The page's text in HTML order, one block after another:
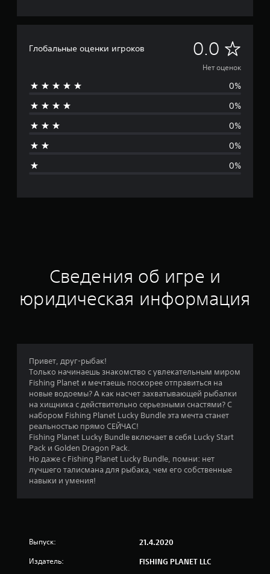
Глобальные оценки игроков 0.0 Н
е
о
о
Нет оценок
0%
0%
0%
0%
0%
Сведения об игре и
юридическая информация
Привет, друг-рыбак!
Только начинаешь знакомство с увлекательным миром
Fishing Planet и мечтаешь поскорее отправиться на
новые водоемы? А как насчет захватывающей рыбалки
на хищника с действительно серьезными снастями? С
набором Fishing Planet Lucky Bundle эта мечта станет
реальностью прямо СЕЙЧАС!
Fishing Planet Lucky Bundle включает в себя Lucky Start
Pack и Golden Dragon Pack.
Но даже с Fishing Planet Lucky Bundle, помни: нет
лучшего талисмана для рыбака, чем его собственные
навыки и умения!
Выпуск: 21.4.2020
Издатель: FISHING PLANET LLC